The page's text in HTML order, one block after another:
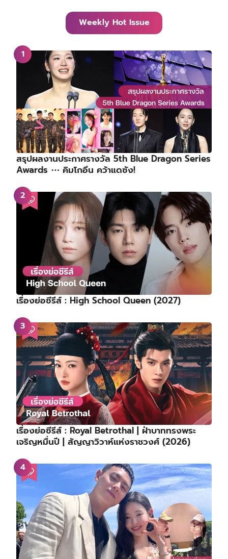
Weekly Hot Issue
สรุปผลงานประกาศรางวัล 5th Blue Dragon Series
Awards ⋯ คิมโกอึน คว้าแดซัง!
เรื่องย่อซีรีส์ : High School Queen (2027)
เรื่องย่อซีรีส์ : Royal Betrothal | ฝ่าบาททรงพระ
เจริญหมื่นปี | สัญญาวิวาห์แห่งราชวงศ์ (2026)